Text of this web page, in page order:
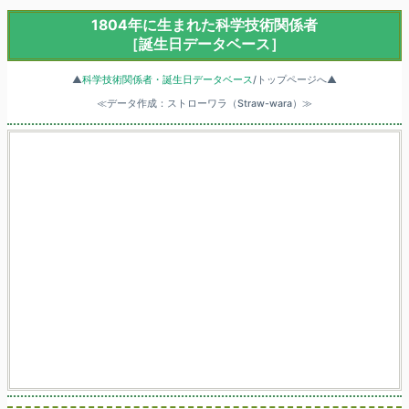
1804年に生まれた科学技術関係者
［誕生日データベース］
▲科学技術関係者・誕生日データベース/トップページへ▲
≪データ作成：ストローワラ（Straw-wara）≫